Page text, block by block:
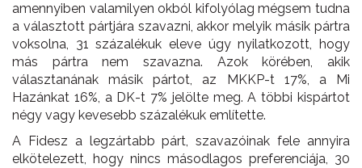
amennyiben valamilyen okból kifolyólag mégsem tudna
a választott pártjára szavazni, akkor melyik másik pártra
voksolna, 31 százalékuk eleve úgy nyilatkozott, hogy
más pártra nem szavazna. Azok körében, akik
választanának másik pártot, az MKKP-t 17%, a Mi
Hazánkat 16%, a DK-t 7% jelölte meg. A többi kispártot
négy vagy kevesebb százalékuk említette.
A Fidesz a legzártabb párt, szavazóinak fele annyira
elkötelezett, hogy nincs másodlagos preferenciája, 30